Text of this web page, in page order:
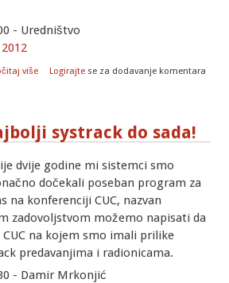
- Uredništvo
više o Sys.track 2012: Pregled sadržaja
Logirajte se za dodavanje komentara
systrack do sada!
dvije godine mi sistemci smo
dočekali poseban program za
na konferenciji CUC, nazvan
zadovoljstvom možemo napisati da
na kojem smo imali prilike
predavanjima i radionicama.
- Damir Mrkonjić